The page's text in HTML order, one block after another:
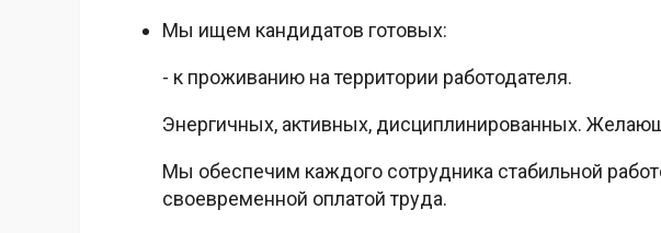
Мы ищем кандидатов готовых:
- к проживанию на территории работодателя.
Энергичных, активных, дисциплинированных.
Мы обеспечим каждого сотрудника стабильной
своевременной оплатой труда.